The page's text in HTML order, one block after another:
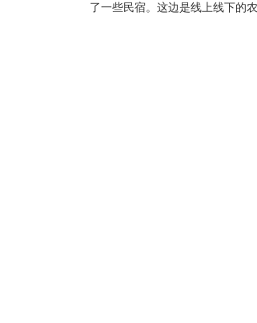
了一些民宿。这边是线上线下的